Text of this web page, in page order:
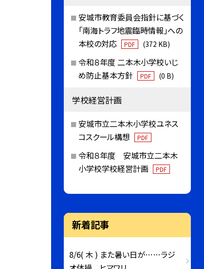
安城市教育委員会指針に基づく
「南海トラフ地震臨時情報」への
本校の対応
PDF (372 KB)
令和８年度 二本木小学校いじ
め防止基本方針
PDF (0 B)
学校経営計画
安城市立二本木小学校ユネス
コスクール構想
PDF
令和８年度 安城市立二本木
小学校学校経営計画
PDF
新着記事
8/6( 木 ) また暑い日が……ラジ